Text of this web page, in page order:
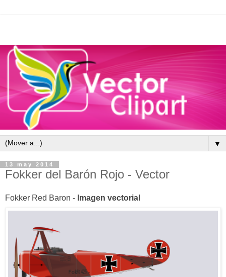
▼
13 may 2014
Fokker del Barón Rojo - Vector
Fokker Red Baron - magen vectorial